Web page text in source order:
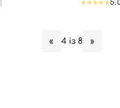
« 4 із 8 »